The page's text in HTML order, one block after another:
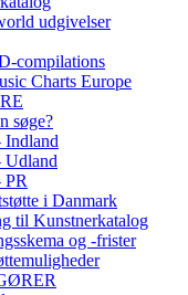
udgivelser
compilations
Charts Europe
søge?
Indland
Udland
PR
i Danmark
til Kunstnerkatalog
og -frister